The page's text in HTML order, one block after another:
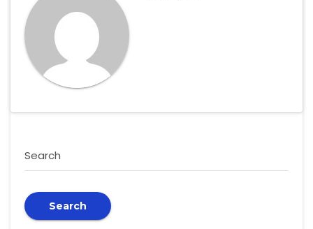
Search
Search